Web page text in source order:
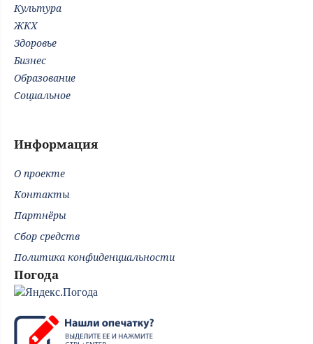
Культура
ЖКХ
Здоровье
Бизнес
Образование
Социальное
Информация
О проекте
Контакты
Партнёры
Сбор средств
Политика конфиденциальности
Погода